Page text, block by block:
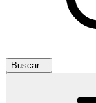
Buscar...